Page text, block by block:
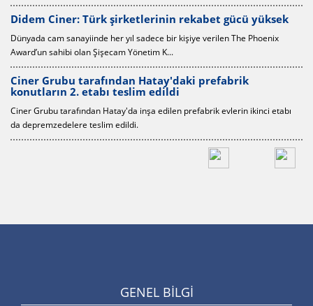
şirketlerinin rekabet gücü yüksek
her yıl sadece bir kişiye verilen The Phoenix
Şişecam Yönetim K...
Hatay'daki prefabrik
teslim edildi
Hatay'da inşa edilen prefabrik evlerin ikinci etabı
edildi.
Ciner
Ciner Grubu'nun 65
depremzedelere
Alibaba Grup
ziyaret
nezaket ziyaretinde
GENEL BİLGİ